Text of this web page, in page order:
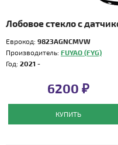
Лобовое стекло с
Еврокод: 9823AGNCMVW
Производитель: FUYAO (FYG)
Год: 2021 -
6200 ₽
КУПИТЬ